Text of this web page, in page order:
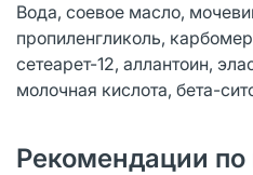
Вода, соевое масло,
пропиленгликоль,
сетеарет-12, аллантоин,
молочная кислота, бета-
Рекомендации